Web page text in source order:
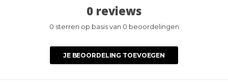
0 reviews
0 sterren op basis van 0 beoordelingen
JE BEOORDELING TOEVOEGEN